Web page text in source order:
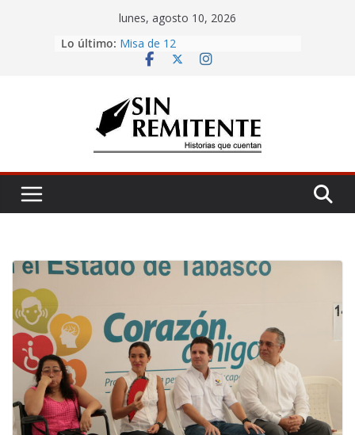
lunes, agosto 10, 2026
Lo último: La Carta
Misa de 12
¡Inicia Festival Cultural Ceiba 2026!